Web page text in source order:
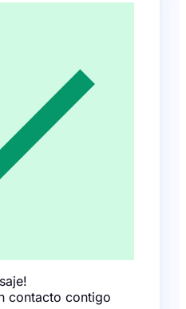
contacto contigo